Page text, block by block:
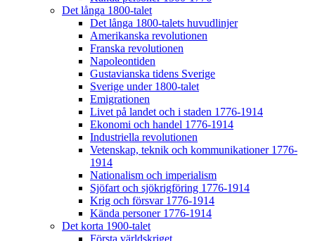
Det långa 1800-talet
Det långa 1800-talets huvudlinjer
Amerikanska revolutionen
Franska revolutionen
Napoleontiden
Gustavianska tidens Sverige
Sverige under 1800-talet
Emigrationen
Livet på landet och i staden 1776-1914
Ekonomi och handel 1776-1914
Industriella revolutionen
Vetenskap, teknik och kommunikationer 1776-
1914
Nationalism och imperialism
Sjöfart och sjökrigföring 1776-1914
Krig och försvar 1776-1914
Kända personer 1776-1914
Det korta 1900-talet